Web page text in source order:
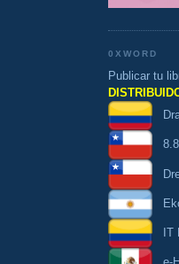
0XWORD
Publicar tu
8.8
IT